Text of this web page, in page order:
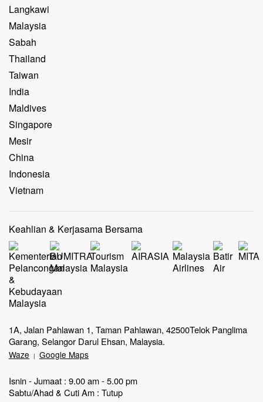
Langkawi
Malaysia
Sabah
Thailand
Taiwan
India
Maldives
Singapore
Mesir
China
Indonesia
Vietnam
Keahlian & Kerjasama Bersama
1A, Jalan Pahlawan 1, Taman Pahlawan, 42500Telok Panglima
Garang, Selangor Darul Ehsan, Malaysia.
Waze | Google Maps
Isnin - Jumaat : 9.00 am - 5.00 pm
Sabtu/Ahad & Cuti Am : Tutup